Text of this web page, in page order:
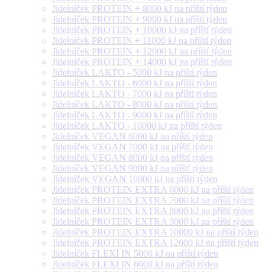
Jídelníček PROTEIN + 8000 kJ na příští týden
Jídelníček PROTEIN + 9000 kJ na příští týden
Jídelníček PROTEIN + 10000 kJ na příští týden
Jídelníček PROTEIN + 11000 kJ na příští týden
Jídelníček PROTEIN + 12000 kJ na příští týden
Jídelníček PROTEIN + 14000 kJ na příští týden
Jídelníček LAKTO - 5000 kJ na příští týden
Jídelníček LAKTO - 6000 kJ na příští týden
Jídelníček LAKTO - 7000 kJ na příští týden
Jídelníček LAKTO - 8000 kJ na příští týden
Jídelníček LAKTO - 9000 kJ na příští týden
Jídelníček LAKTO - 10000 kJ na příští týden
Jídelníček VEGAN 6000 kJ na příští týden
Jídelníček VEGAN 7000 kJ na příští týden
Jídelníček VEGAN 8000 kJ na příští týden
Jídelníček VEGAN 9000 kJ na příští týden
Jídelníček VEGAN 10000 kJ na příští týden
Jídelníček PROTEIN EXTRA 6000 kJ na příští týden
Jídelníček PROTEIN EXTRA 7000 kJ na příští týden
Jídelníček PROTEIN EXTRA 8000 kJ na příští týden
Jídelníček PROTEIN EXTRA 9000 kJ na příští týden
Jídelníček PROTEIN EXTRA 10000 kJ na příští týden
Jídelníček PROTEIN EXTRA 12000 kJ na příští týden
Jídelníček FLEXI IN 5000 kJ na příští týden
Jídelníček FLEXI IN 6000 kJ na příští týden